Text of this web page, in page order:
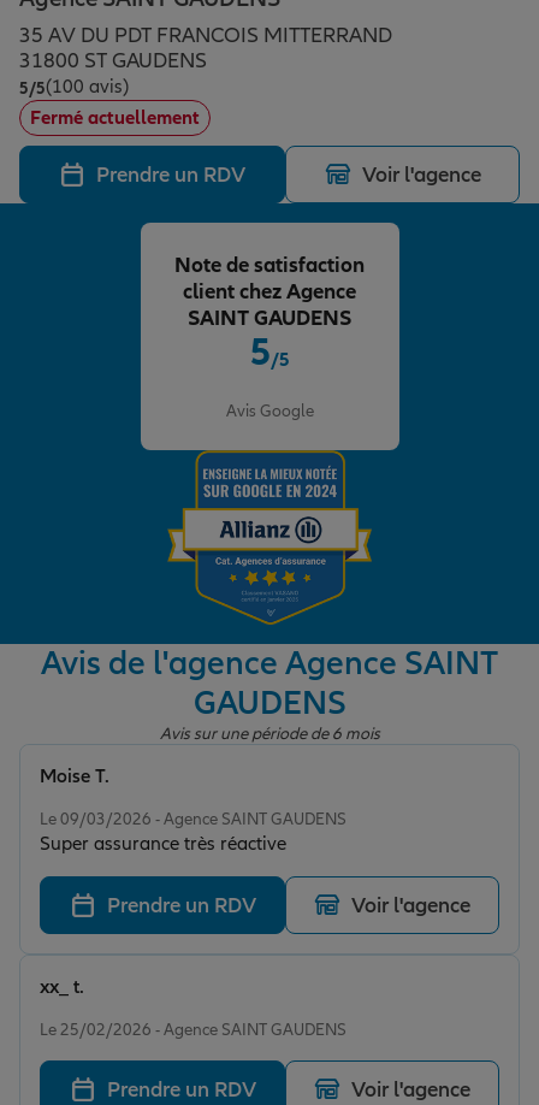
Assurance emprunteur
Prévoyance et dépendance
Assurance animal de compagnie
Protection de la famille
Protection juridique
Épargne & retraite
Plan épargne retraite
Assurance vie
Placements financiers
Investissements immobiliers
Transmission
Vos projets
Partir en vacances
Départ à la retraite
Préparer l’avenir
Conseil assurance
Assurance habitation
Le Pack Famille
Garantie des accidents de la vie
Assurance scolaire
Retraite
Tous nos devis d'assurance
Allianz en France
35 AV DU PDT FRANCOIS MITTERRAND
31800 ST GAUDENS
5/5Note de 5 sur 5
(100 avis)
Fermé actuellement
Prendre un RDV Voir l'agence
5/5
Avis Google
Note de satisfaction
client chez Agence
SAINT GAUDENS
Avis de l'agence Agence SAINT
GAUDENS
Avis sur une période de 6 mois
Le 09/03/2026 - Agence SAINT GAUDENS
Super assurance très réactive
Moise T.
Prendre un RDV Voir l'agence
Le 25/02/2026 - Agence SAINT GAUDENS
xx_ t.
Prendre un RDV Voir l'agence